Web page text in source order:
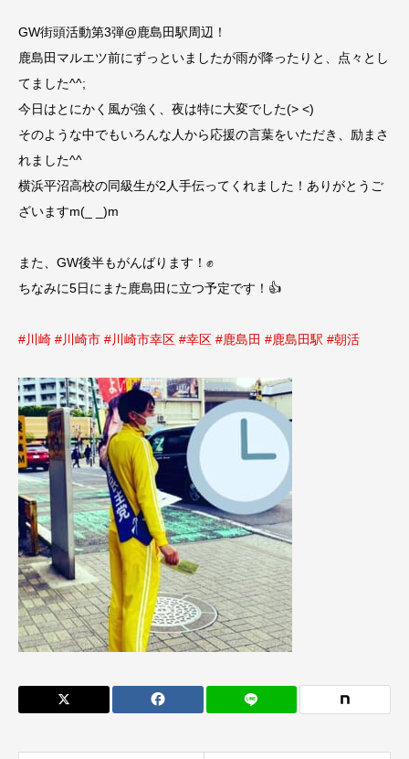
GW街頭活動第3弾@鹿島田駅周辺！
鹿島田マルエツ前にずっといましたが雨が降ったりと、点々とし
てました^^;
今日はとにかく風が強く、夜は特に大変でした(> <)
そのような中でもいろんな人から応援の言葉をいただき、励まさ
れました^^
横浜平沼高校の同級生が2人手伝ってくれました！ありがとうご
ざいますm(_ _)m
また、GW後半もがんばります！✊
ちなみに5日にまた鹿島田に立つ予定です！👍
#川崎 #川崎市 #川崎市幸区 #幸区 #鹿島田 #鹿島田駅 #朝活